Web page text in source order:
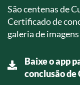
São centenas de
Certificado de
galeria de
Baixe o app
conclusão